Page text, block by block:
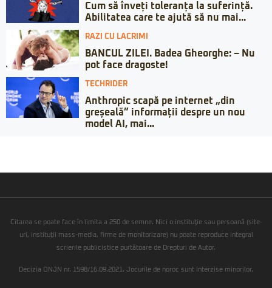
Cum să înveți toleranța la suferință.
Abilitatea care te ajută să nu mai...
RAZI CU LACRIMI
BANCUL ZILEI. Badea Gheorghe: – Nu
pot face dragoste!
TECHRIDER
Anthropic scapă pe internet „din
greșeală” informații despre un nou
model AI, mai...
Citarea se poate face în limita a 250 de semne. Nici o instituţie sau persoană (site-
uri, instituţii mass-media, firme de monitorizare) nu poate reproduce integral
scrierile publicistice purtătoare de Drepturi de Autor.
Decizia ONJN nr. 1598/16.09.2021. Jocurile de noroc sunt interzise minorilor.